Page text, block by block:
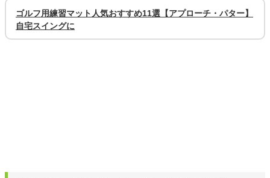
ゴルフ用練習マット人気おすすめ11選【アプローチ・パター】
自宅スイングに